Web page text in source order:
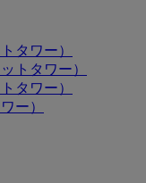
タワー）
トタワー）
タワー）
ー）